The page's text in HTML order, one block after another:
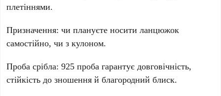
плетіннями.
Призначення: чи плануєте носити ланцюжок
самостійно, чи з кулоном.
Проба срібла: 925 проба гарантує довговічність,
стійкість до зношення й благородний блиск.